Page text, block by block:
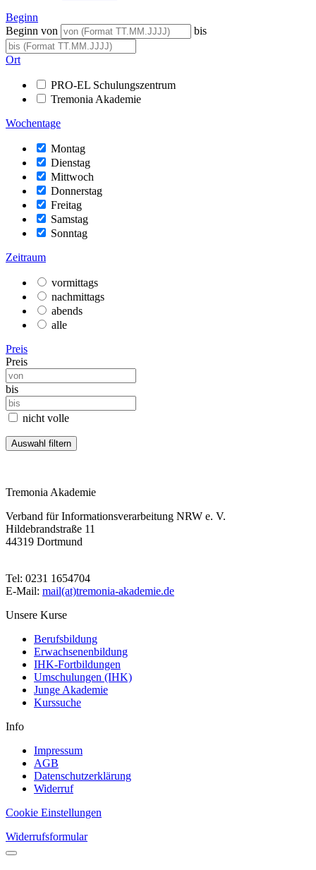
Beginn
Beginn von
bis
Ort
PRO-EL Schulungszentrum
Tremonia Akademie
Wochentage
Montag
Dienstag
Mittwoch
Donnerstag
Freitag
Samstag
Sonntag
Zeitraum
vormittags
nachmittags
abends
alle
Preis
Preis
bis
nicht volle
Tremonia Akademie
Verband für Informationsverarbeitung NRW e. V.
Hildebrandstraße 11
44319 Dortmund
Tel: 0231 1654704
E-Mail: mail(at)tremonia-akademie.de
Unsere Kurse
Berufsbildung
Erwachsenenbildung
IHK-Fortbildungen
Umschulungen (IHK)
Junge Akademie
Kurssuche
Info
Impressum
AGB
Datenschutzerklärung
Widerruf
Cookie Einstellungen
Widerrufsformular